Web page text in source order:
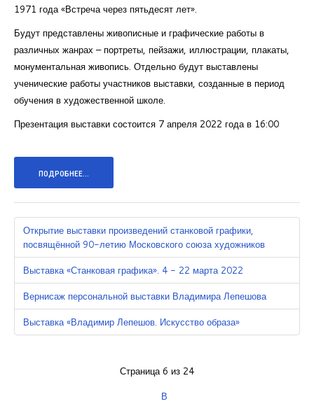
1971 года «Встреча через пятьдесят лет».
Будут представлены живописные и графические работы в
различных жанрах – портреты, пейзажи, иллюстрации, плакаты,
монументальная живопись. Отдельно будут выставлены
ученические работы участников выставки, созданные в период
обучения в художественной школе.
Презентация выставки состоится 7 апреля 2022 года в 16:00
ПОДРОБНЕЕ...
Открытие выставки произведений станковой графики,
посвящённой 90-летию Московского союза художников
Выставка «Станковая графика». 4 - 22 марта 2022
Вернисаж персональной выставки Владимира Лепешова
Выставка «Владимир Лепешов. Искусство образа»
Страница 6 из 24
В